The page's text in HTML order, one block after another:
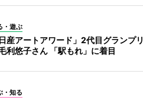
・遊ぶ
日産アートアワード」2代目グランプリ
利悠子さん 「駅もれ」に着目
・知る